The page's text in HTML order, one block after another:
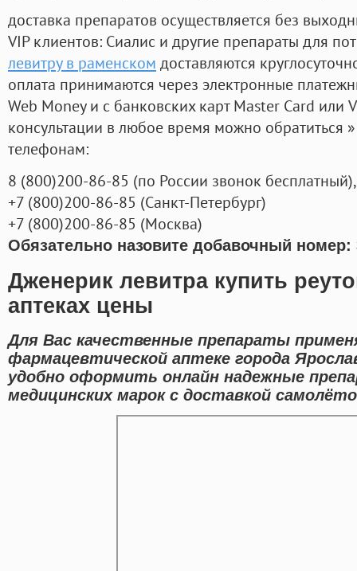
доставка препаратов осуществляется без
VIP клиентов: Сиалис и другие препараты для
левитру в раменском доставляются
оплата принимаются через электронные
Web Money и с банковских карт Master Card или
консультации в любое время можно обратиться
телефонам:
8 (800)200-86-85 (по России звонок бесплатный),
+7 (800)200-86-85 (Санкт-Петербург)
+7 (800)200-86-85 (Москва)
Обязательно назовите добавочный номер:
Дженерик левитра купить
аптеках цены
Для Вас качественные препараты
фармацевтической аптеке города
удобно оформить онлайн надежные
медицинских марок с доставкой